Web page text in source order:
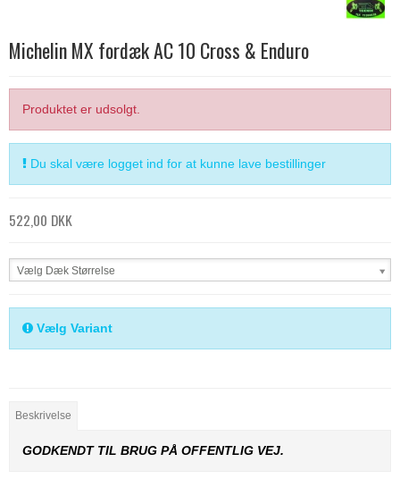
Michelin MX fordæk AC 10 Cross & Enduro
Produktet er udsolgt.
Du skal være logget ind for at kunne lave bestillinger
522,00 DKK
Vælg Dæk Størrelse
Vælg Variant
Beskrivelse
GODKENDT TIL BRUG PÅ OFFENTLIG VEJ.